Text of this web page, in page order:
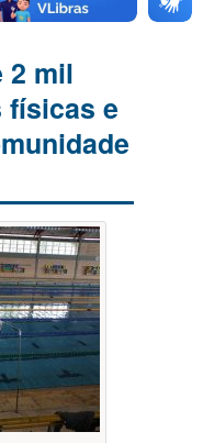
2 mil
físicas e